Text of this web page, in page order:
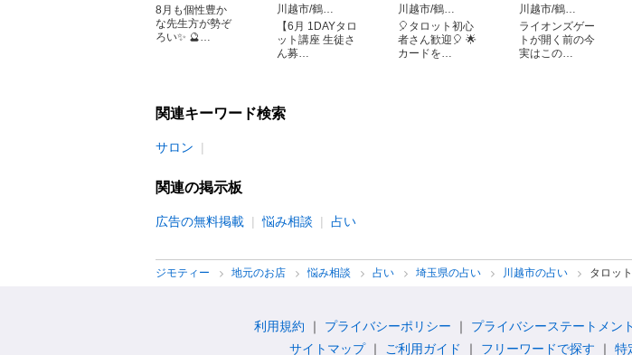
8月も個性豊か
な先生方が勢ぞ
ろい✨ 🔮…
川越市/鶴…
【6月 1DAYタロ
ット講座 生徒さ
ん募…
川越市/鶴…
🎈タロット初心
者さん歓迎🎈 🌟
カードを…
川越市/鶴…
ライオンズゲー
トが開く前の今
実はこの…
関連キーワード検索
サロン
関連の掲示板
広告の無料掲載 悩み相談 占い
ジモティー 地元のお店 悩み相談 占い 埼玉県の占い 川越市の占い タロッ
利用規約 プライバシーポリシー プライバシーステートメント
サイトマップ
ご利用ガイド フリーワードで探す 特